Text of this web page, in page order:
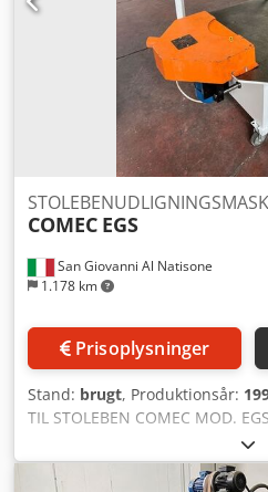
San Giovanni Al Natisone
1.178 km
COMEC EGS
Prisoplysninger
Stand: brugt, Produktionsår:
TIL STOLEBEN COMEC MOD.
- Volt: 380/50 - Serienr.: 960416
Ahjwrb R Ijmjf